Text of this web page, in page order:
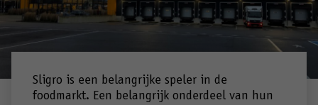
Sligro is een belangrijke speler in de
foodmarkt. Een belangrijk onderdeel van hun